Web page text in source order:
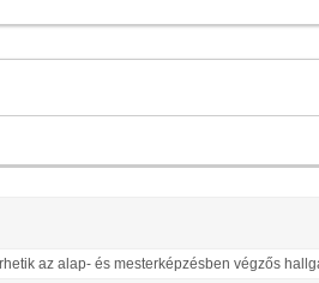
az alap- és mesterképzésben végzős